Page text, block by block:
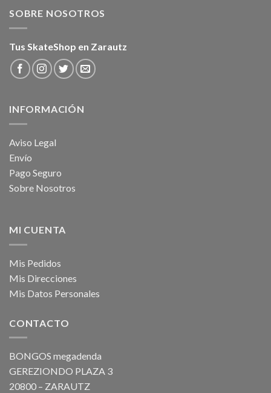
SOBRE NOSOTROS
Tus SkateShop en Zarautz
INFORMACIÓN
Aviso Legal
Envío
Pago Seguro
Sobre Nosotros
MI CUENTA
Mis Pedidos
Mis Direcciones
Mis Datos Personales
CONTACTO
BONGOS megadenda
GEREZIONDO PLAZA 3
20800 – ZARAUTZ